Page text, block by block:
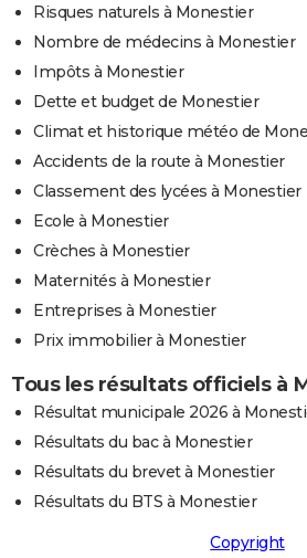
Risques naturels à Monestier
Nombre de médecins à Monestier
Impôts à Monestier
Dette et budget de Monestier
Climat et historique météo de
Accidents de la route à Monestier
Classement des lycées à Monestier
Ecole à Monestier
Crèches à Monestier
Maternités à Monestier
Entreprises à Monestier
Prix immobilier à Monestier
Tous les résultats officiels à
Résultat municipale 2026 à
Résultats du bac à Monestier
Résultats du brevet à Monestier
Résultats du BTS à Monestier
Copyright